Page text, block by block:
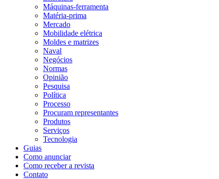
Máquinas-ferramenta
Matéria-prima
Mercado
Mobilidade elétrica
Moldes e matrizes
Naval
Negócios
Normas
Opinião
Pesquisa
Política
Processo
Procuram representantes
Produtos
Serviços
Tecnologia
Guias
Como anunciar
Como receber a revista
Contato